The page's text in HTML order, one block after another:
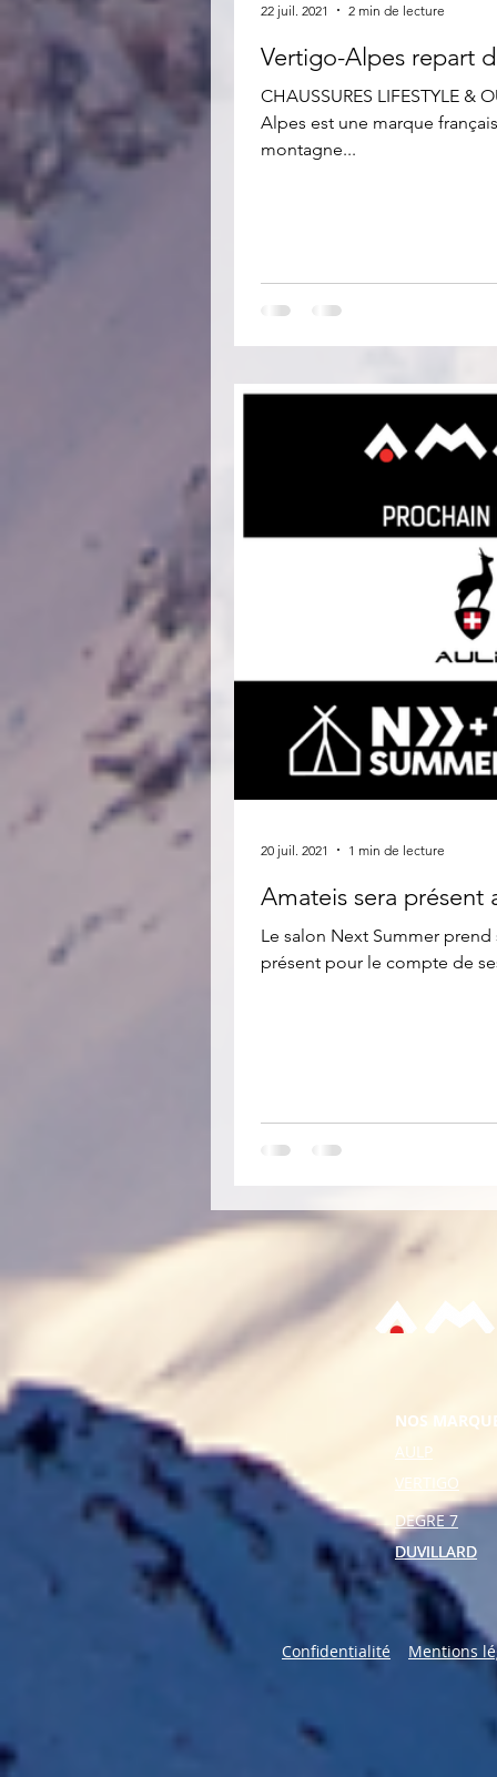
Vertigo-Alpes repart
CHAUSSURES LIFESTYLE
Alpes est une marque
montagne...
22 juil. 2021 2 min de lecture
Amateis sera
Le salon Next Summer
présent pour le compte de
20 juil. 2021 1 min de lecture
NOS
AULP
VERTIGO
DEGRE 7
DUVILLARD
DUVILLARD
Confidentialité Mentions